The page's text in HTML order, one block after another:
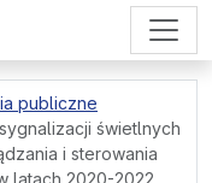
publiczne
świetlnych
i sterowania
latach 2020-2022